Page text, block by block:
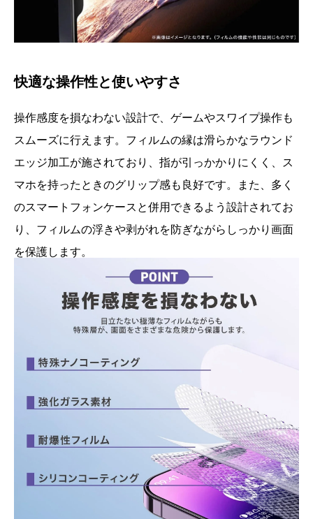
快適な操作性と使いやすさ
操作感度を損なわない設計で、ゲームやスワイプ操作も
スムーズに行えます。フィルムの縁は滑らかなラウンド
エッジ加工が施されており、指が引っかかりにくく、ス
マホを持ったときのグリップ感も良好です。また、多く
のスマートフォンケースと併用できるよう設計されてお
り、フィルムの浮きや剥がれを防ぎながらしっかり画面
を保護します。